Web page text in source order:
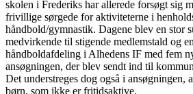
skolen i Frederiks har allerede forsøgt sig
frivillige sørgede for aktiviteterne i
håndbold/gymnastik. Dagene blev en stor
medvirkende til stigende medlemstald og
håndboldafdeling i Alhedens IF med fem
ansøgningen, der blev sendt ind til
Det understreges dog også i ansøgningen,
børn, som ikke er fritidsaktive.